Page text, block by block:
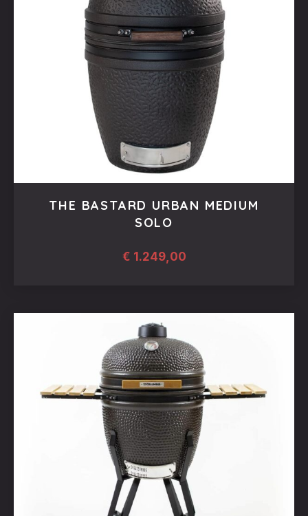
THE BASTARD URBAN MEDIUM
SOLO
€ 1.249,00